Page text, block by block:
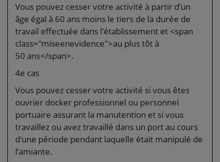
Vous pouvez cesser votre activité à partir d'un
âge égal à 60 ans moins le tiers de la durée de
travail effectuée dans l'établissement et <span
class="miseenevidence">au plus tôt à
50 ans</span>.
4e cas
Vous pouvez cesser votre activité si vous êtes
ouvrier docker professionnel ou personnel
portuaire assurant la manutention et si vous
travaillez ou avez travaillé dans un port au cours
d'une période pendant laquelle était manipulé de
l'amiante.